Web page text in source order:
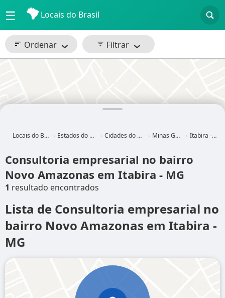
☰ Locais do Brasil
Ordenar Filtrar
Locais do Brasil Estados do Brasil Cidades do Brasil Minas Gerais Itabira - MG
Consultoria empresarial no bairro
Novo Amazonas em Itabira - MG
1 resultado encontrados
Lista de Consultoria empresarial no
bairro Novo Amazonas em Itabira -
MG